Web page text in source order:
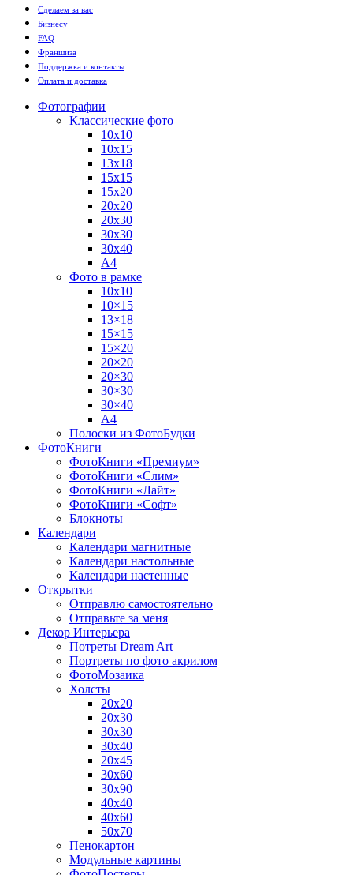
Сделаем за вас
Бизнесу
FAQ
Франшиза
Поддержка и контакты
Оплата и доставка
Фотографии
Классические фото
10х10
10х15
13х18
15х15
15х20
20х20
20х30
30х30
30х40
А4
Фото в рамке
10х10
10×15
13×18
15×15
15×20
20×20
20×30
30×30
30×40
A4
Полоски из ФотоБудки
ФотоКниги
ФотоКниги «Премиум»
ФотоКниги «Слим»
ФотоКниги «Лайт»
ФотоКниги «Софт»
Блокноты
Календари
Календари магнитные
Календари настольные
Календари настенные
Открытки
Отправлю самостоятельно
Отправьте за меня
Декор Интерьера
Потреты Dream Art
Портреты по фото акрилом
ФотоМозаика
Холсты
20х20
20х30
30х30
30х40
20х45
30х60
30х90
40х40
40х60
50х70
Пенокартон
Модульные картины